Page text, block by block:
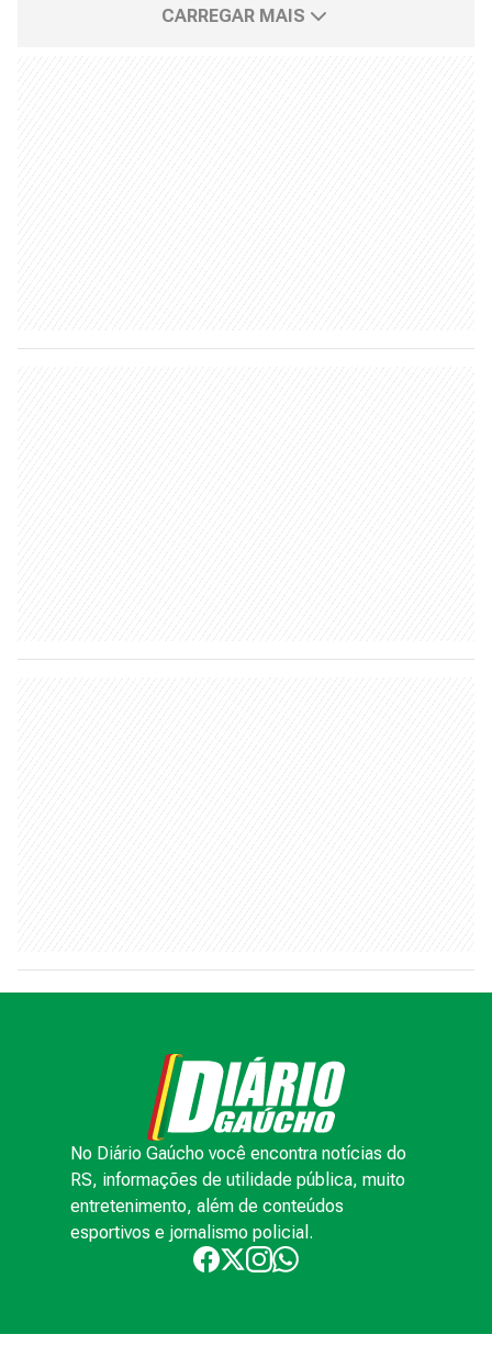
CARREGAR MAIS
No Diário Gaúcho você encontra notícias do
RS, informações de utilidade pública, muito
entretenimento, além de conteúdos
esportivos e jornalismo policial.